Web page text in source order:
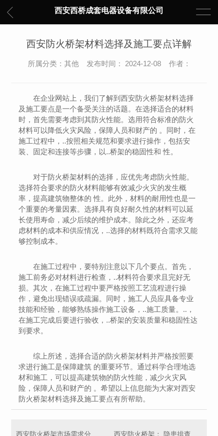
西安西桥成套电器设备有限公司
西安防火桥架材料选择及施工要点详解
所属分类：其他 发布时间： 2024-12-08 作者：
在企业网站上，我们了解到西安防火桥架材料选择
及施工要点是一个备受关注的话题。在选择适合的材料
时，首先需要考虑到其防火性能。选用符合标准的防火
材料可以降低火灾风险，保障人员和财产的 。同时，在
施工过程中，..按照相关规范和要求进行操作，包括安
装、固定和连接等步骤，以..桥架的稳固性和 性。
对于防火桥架材料的选择，应优先考虑防火性能。
选择符合要求的防火材料能够有效减少火灾的发生概
率，提高建筑物整体的 性。此外，材料的耐用性也是一
个重要的考量因素。选择具有良好耐久性的材料可以延
长使用寿命，减少后续的维护成本。除此之外，还应考
虑材料的成本和供应情况，..选择的材料既符合需求又能
够控制成本。
在施工过程中，要特别注意以下几个要点。首先，
施工前务必对材料进行检查，..材料符合要求且完好无
损。其次，在施工过程中要严格按照工艺流程进行操
作，避免出现错误或疏漏。同时，施工人员应具备专业
技能和经验，能够熟练操作施工设备，..施工质量。..，
在施工完成后要进行验收，..桥架的安装质量和稳固性达
到要求。
综上所述，选择合适的防火桥架材料并严格按照要
求进行施工是保障建筑 的重要环节。通过科学合理地选
材和施工，可以提高建筑物的防火性能，减少火灾风
险，保障人员和财产的 。希望以上信息能为大家对西安
防火桥架材料选择及施工要点有所帮助。